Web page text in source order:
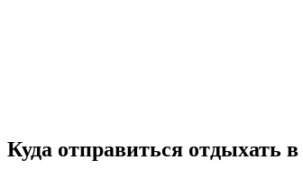
Куда отправиться отдыхать в